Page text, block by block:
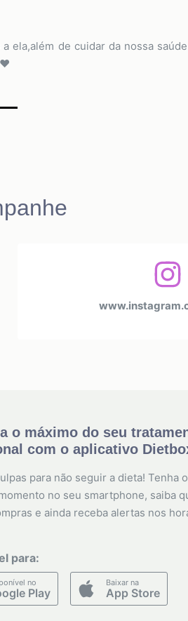
ela,além de cuidar da nossa
♥️
o máximo do seu
com o aplicativo
para não seguir a dieta! Tenha
no seu smartphone, saiba
e ainda receba alertas nos
para:
no
Play
Baixar na
App Store